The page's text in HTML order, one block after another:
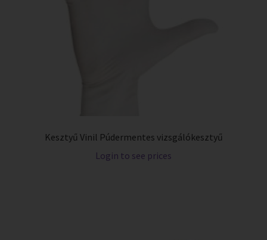
Kesztyű Vinil Púdermentes vizsgálókesztyű
Login to see prices